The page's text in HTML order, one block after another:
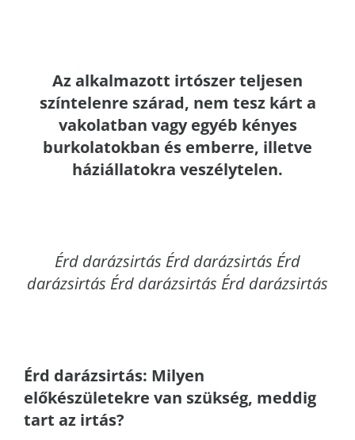
Az alkalmazott irtószer teljesen
színtelenre szárad, nem tesz kárt a
vakolatban vagy egyéb kényes
burkolatokban és emberre, illetve
háziállatokra veszélytelen.
Érd darázsirtás Érd darázsirtás Érd
darázsirtás Érd darázsirtás Érd darázsirtás
Érd darázsirtás: Milyen
előkészületekre van szükség, meddig
tart az irtás?